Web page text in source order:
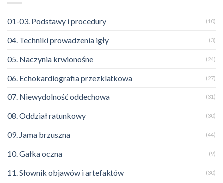
01-03. Podstawy i procedury (10)
04. Techniki prowadzenia igły (3)
05. Naczynia krwionośne (24)
06. Echokardiografia przezklatkowa (27)
07. Niewydolność oddechowa (31)
08. Oddział ratunkowy (30)
09. Jama brzuszna (44)
10. Gałka oczna (9)
11. Słownik objawów i artefaktów (30)